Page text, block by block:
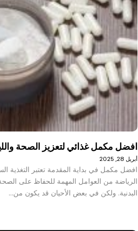
افضل مكمل غذائي لتعزيز الصحة
أبريل 28, 2025
افضل مكمل في بداية المقدمة تعتبر التغذية
الرياضة من العوامل المهمة للحفاظ على الصحة
البدنية. ولكن في بعض الأحيان قد يكون من…